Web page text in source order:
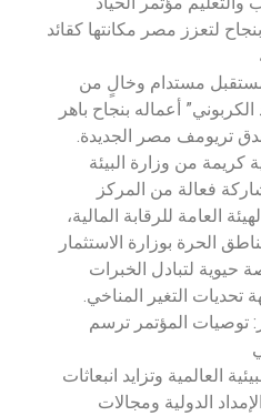
لتعزز مصر مكانتها كقائد
مستدام وخالٍ من
أعماله بنجاح باهر
تريومف مصر الجديدة.
كريمة من وزارة البيئة
فعالة من المركز
العامة للرقابة المالية،
الحرة بوزارة الاستثمار
حيوية لتبادل الخبرات
التغير المناخي.
المؤتمر ترسم
العالمية وتزايد انبعاثات
الدولية ومجالات